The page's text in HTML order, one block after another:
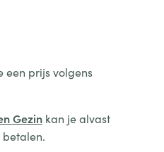
een prijs volgens
Gezinkan je alvast
betalen.